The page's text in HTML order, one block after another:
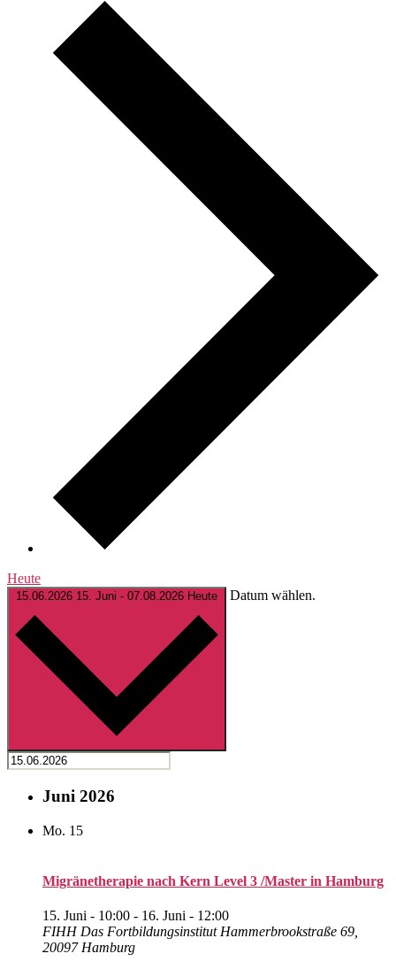
Heute
15.06.2026 15. Juni - 07.08.2026 Heute Datum wählen.
Juni 2026
Mo. 15
Migränetherapie nach Kern Level 3 /Master in Hamburg
15. Juni - 10:00 - 16. Juni - 12:00
FIHH Das Fortbildungsinstitut Hammerbrookstraße 69,
20097 Hamburg